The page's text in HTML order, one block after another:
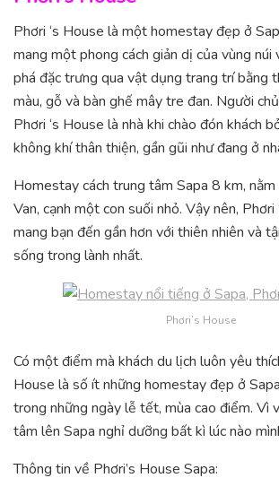
Phơri ‘s House là một homestay đẹp ở
mang một phong cách giản dị của vùng núi
phá đặc trưng qua vật dụng trang trí bằng
màu, gỗ và bàn ghế mây tre đan. Người
Phơri ‘s House là nhà khi chào đón khách
không khí thân thiện, gần gũi như đang ở
Homestay cách trung tâm Sapa 8 km, nằm
Van, cạnh một con suối nhỏ. Vậy nên, Phơri
mang bạn đến gần hơn với thiên nhiên và
sống trong lành nhất.
Phơri’s House
Có một điểm mà khách du lịch luôn yêu
House là số ít những homestay đẹp ở
trong những ngày lễ tết, mùa cao điểm. Vì
tâm lên Sapa nghỉ dưỡng bất kì lúc nào
Thông tin về Phơri’s House Sapa: